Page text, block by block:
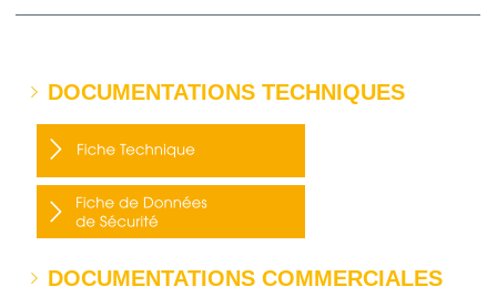
DOCUMENTATIONS TECHNIQUES
DOCUMENTATIONS COMMERCIALES